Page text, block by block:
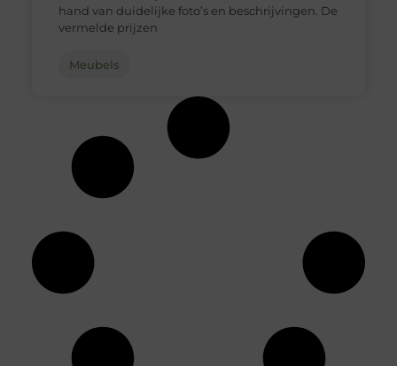
hand van duidelijke foto’s en beschrijvingen. De
vermelde prijzen
Meubels